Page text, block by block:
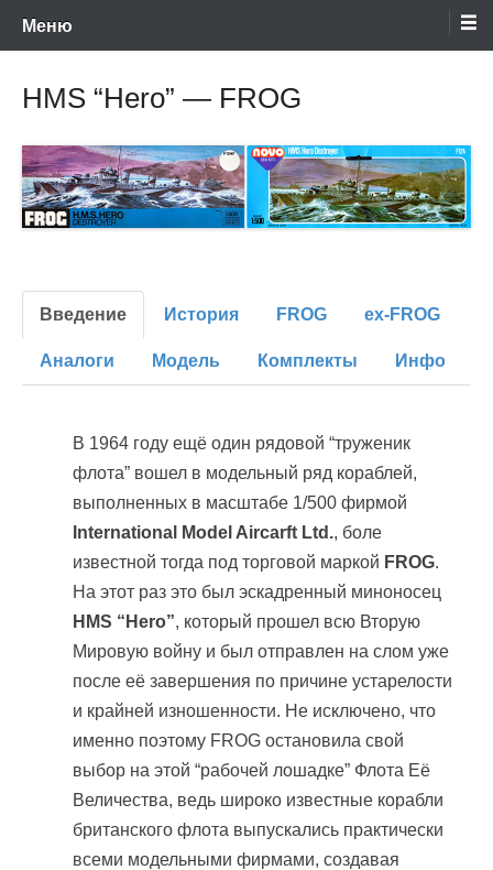
Перейти
Ретро-Модели.Ру
Энциклопедия отечественных и зарубежных сборных моделей
времен СССР и постсоветского периода. Проект участников сайтов
Меню
HMS “Hero” — FROG
Введение История FROG ex-FROG
Аналоги Модель Комплекты Инфо
В 1964 году ещё один рядовой “труженик
флота” вошел в модельный ряд кораблей,
выполненных в масштабе 1/500 фирмой
International Model Aircarft Ltd., боле
известной тогда под торговой маркой FROG.
На этот раз это был эскадренный миноносец
HMS “Hero”, который прошел всю Вторую
Мировую войну и был отправлен на слом уже
после её завершения по причине устарелости
и крайней изношенности. Не исключено, что
именно поэтому FROG остановила свой
выбор на этой “рабочей лошадке” Флота Её
Величества, ведь широко известные корабли
британского флота выпускались практически
всеми модельными фирмами, создавая